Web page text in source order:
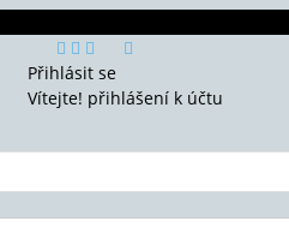
Přihlásit se
Vítejte! přihlášení k účtu